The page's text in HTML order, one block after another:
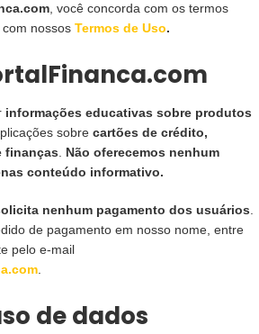
, você concorda com os termos
nossos Termos de Uso.
informações educativas sobre produtos
sobre cartões de crédito,
finanças
Não oferecemos nenhum
conteúdo informativo.
nenhum pagamento dos usuários
de pagamento em nosso nome, entre
pelo e-mail
de dados